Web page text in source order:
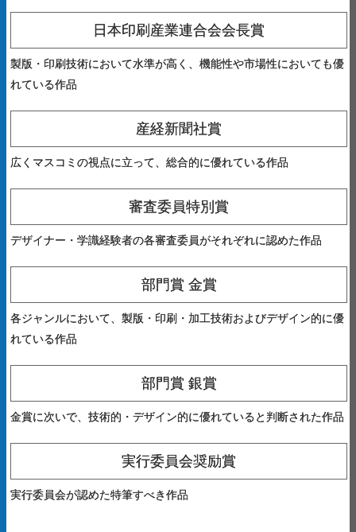
日本印刷産業連合会会長賞
製版・印刷技術において水準が高く、機能性や市場性においても優
れている作品
産経新聞社賞
広くマスコミの視点に立って、総合的に優れている作品
審査委員特別賞
デザイナー・学識経験者の各審査委員がそれぞれに認めた作品
部門賞 金賞
各ジャンルにおいて、製版・印刷・加工技術およびデザイン的に優
れている作品
部門賞 銀賞
金賞に次いで、技術的・デザイン的に優れていると判断された作品
実行委員会奨励賞
実行委員会が認めた特筆すべき作品